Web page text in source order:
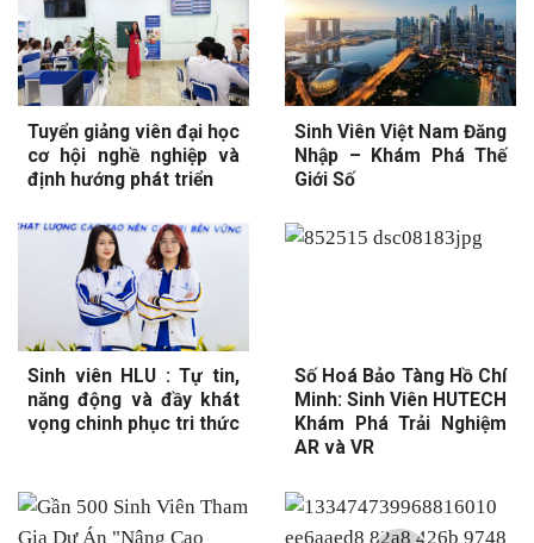
Tuyển giảng viên đại học
cơ hội nghề nghiệp và
định hướng phát triển
Sinh Viên Việt Nam Đăng
Nhập – Khám Phá Thế
Giới Số
Sinh viên HLU : Tự tin,
năng động và đầy khát
vọng chinh phục tri thức
Số Hoá Bảo Tàng Hồ Chí
Minh: Sinh Viên HUTECH
Khám Phá Trải Nghiệm
AR và VR